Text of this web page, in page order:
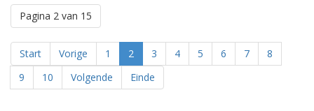
ook waaruit haar dagelijkse werkzaamheden als directeur bestaan.
Natuurlijk heeft Inez nog veel meer verteld en met de link hieronder
Pagina 2 van 15
Start Vorige 1 2 3 4 5 6 7
8
9
10 Volgende Einde